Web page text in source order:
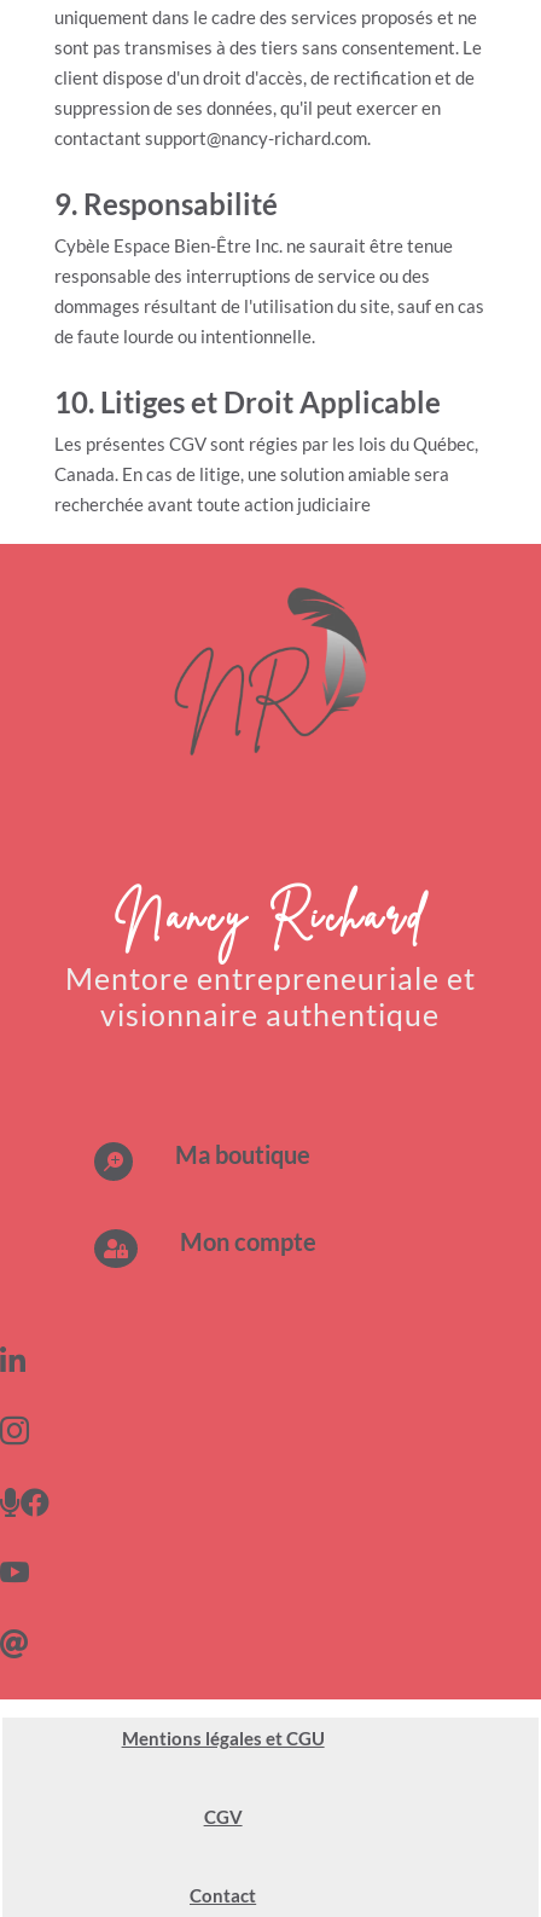
uniquement dans le cadre des services proposés et ne
sont pas transmises à des tiers sans consentement. Le
client dispose d'un droit d'accès, de rectification et de
suppression de ses données, qu'il peut exercer en
contactant support@nancy-richard.com.
9. Responsabilité
Cybèle Espace Bien-Être Inc. ne saurait être tenue
responsable des interruptions de service ou des
dommages résultant de l'utilisation du site, sauf en cas
de faute lourde ou intentionnelle.
10. Litiges et Droit Applicable
Les présentes CGV sont régies par les lois du Québec,
Canada. En cas de litige, une solution amiable sera
recherchée avant toute action judiciaire
Nancy Richard
Mentore entrepreneuriale et
visionnaire authentique
 Ma boutique
 Mon compte





Mentions légales et CGU
CGV
Contact